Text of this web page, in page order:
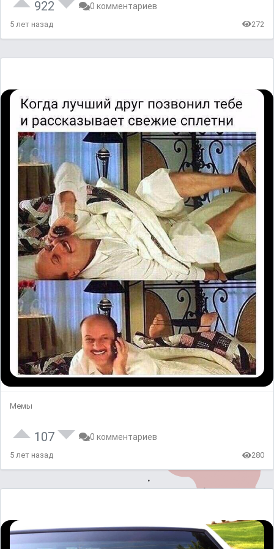
922 0 комментариев
5 лет назад 272
Мемы
107 0 комментариев
5 лет назад 280